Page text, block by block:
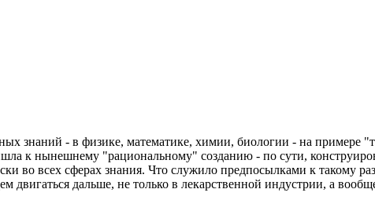
знаний - в физике, математике, химии, биологии - на примере
к нынешнему "рациональному" созданию - по сути,
во всех сферах знания. Что служило предпосылками к такому
двигаться дальше, не только в лекарственной индустрии, а